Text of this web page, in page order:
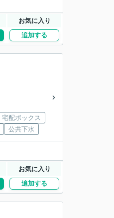
お気に入り
追加する
宅配ボックス
公共下水
お気に入り
追加する